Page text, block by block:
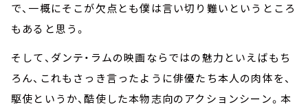
で、一概にそこが欠点とも僕は言い切り難いというところ
もあると思う。
そして、ダンテ・ラムの映画ならではの魅力といえばもち
ろん、これもさっき言ったように俳優たち本人の肉体を、
駆使というか、酷使した本物志向のアクションシーン。本